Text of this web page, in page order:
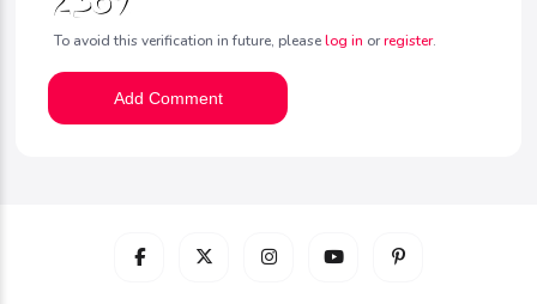
To avoid this verification in future, pleaselog in orregister.
Add Comment